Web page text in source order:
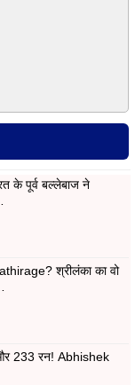
के पूर्व बल्लेबाज ने
श्रीलंका का वो
233 रन! Abhishek